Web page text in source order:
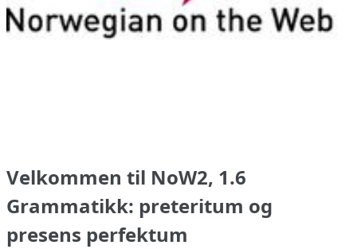
Velkommen til NoW2, 1.6
Grammatikk: preteritum og
presens perfektum